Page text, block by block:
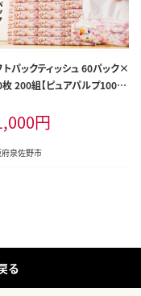
トパックティッシュ 60パック×
200組【ピュアパルプ100％
常備品 てぃっしゅ 備蓄 防災
し】 010B1754
円
泉佐野市
る